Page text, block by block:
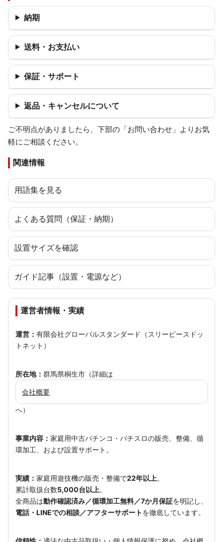
納期
送料・お支払い
保証・サポート
返品・キャンセルについて
ご不明点がありましたら、下部の「お問い合わせ」よりお気
軽にご相談ください。
関連情報
用語集を見る
よくある質問（保証・納期）
設置サイズを確認
ガイド記事（設置・電源など）
運営者情報・実績
運営： 有限会社グローバルスタンダード（スリーピースドッ
トネット）
所在地： 群馬県桐生市（詳細は
会社概要
へ）
事業内容： 家庭用中古パチンコ・パチスロの販売、整備、循
環加工、および設置サポート。
実績： 家庭用遊技機の販売・整備で22年以上。
累計取扱台数5,000台以上。
全商品は動作確認済み／循環加工無料／7か月保証を明記し、
電話・LINEでの相談／アフターサポートを徹底しています。